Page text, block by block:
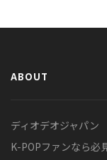
ABOUT
ディオデオジャパン
K-POPファンなら必